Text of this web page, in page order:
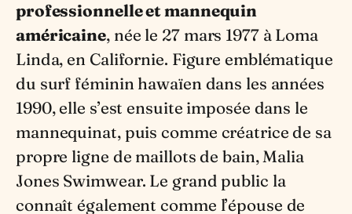
professionnelle et mannequin
américaine, née le 27 mars 1977 à Loma
Linda, en Californie. Figure emblématique
du surf féminin hawaïen dans les années
1990, elle s’est ensuite imposée dans le
mannequinat, puis comme créatrice de sa
propre ligne de maillots de bain, Malia
Jones Swimwear. Le grand public la
connaît également comme l’épouse de